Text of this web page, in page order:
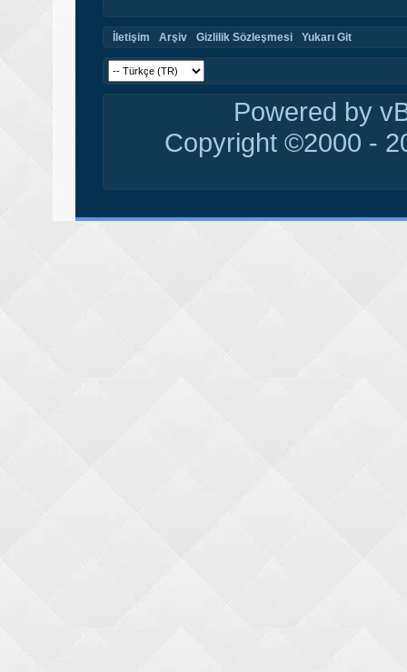
İletişim Arşiv Gizlilik Sözleşmesi Yukarı Git
Powered by
Copyright ©2000 -